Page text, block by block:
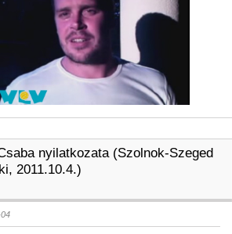
nyilatkozata (Szolnok-Szeged
2011.10.4.)